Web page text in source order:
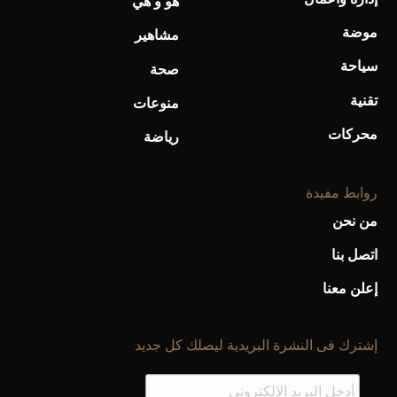
موضة
سياحة
تقنية
محركات
مشاهير
صحة
منوعات
رياضة
روابط مفيدة
من نحن
اتصل بنا
إعلن معنا
إشترك فى النشرة البريدية ليصلك كل جديد